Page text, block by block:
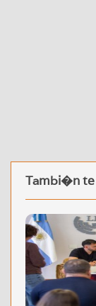
Tambi�n te